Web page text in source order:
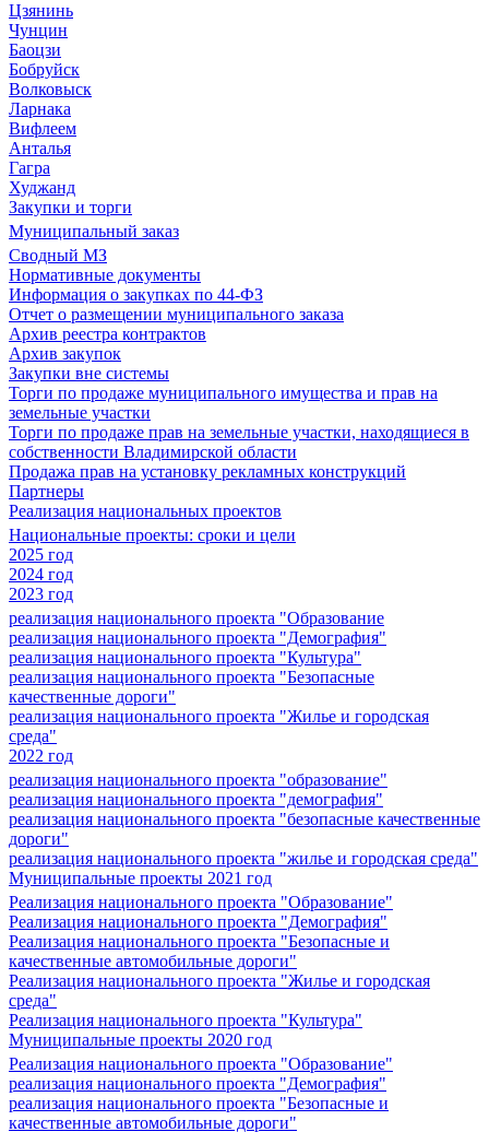
Цзянинь
Чунцин
Баоцзи
Бобруйск
Волковыск
Ларнака
Вифлеем
Анталья
Гагра
Худжанд
Закупки и торги
Муниципальный заказ
Сводный МЗ
Нормативные документы
Информация о закупках по 44-ФЗ
Отчет о размещении муниципального заказа
Архив реестра контрактов
Архив закупок
Закупки вне системы
Торги по продаже муниципального имущества и прав на
земельные участки
Торги по продаже прав на земельные участки, находящиеся в
собственности Владимирской области
Продажа прав на установку рекламных конструкций
Партнеры
Реализация национальных проектов
Национальные проекты: сроки и цели
2025 год
2024 год
2023 год
реализация национального проекта "Образование
реализация национального проекта "Демография"
реализация национального проекта "Культура"
реализация национального проекта "Безопасные
качественные дороги"
реализация национального проекта "Жилье и городская
среда"
2022 год
реализация национального проекта "образование"
реализация национального проекта "демография"
реализация национального проекта "безопасные качественные
дороги"
реализация национального проекта "жилье и городская среда"
Муниципальные проекты 2021 год
Реализация национального проекта "Образование"
Реализация национального проекта "Демография"
Реализация национального проекта "Безопасные и
качественные автомобильные дороги"
Реализация национального проекта "Жилье и городская
среда"
Реализация национального проекта "Культура"
Муниципальные проекты 2020 год
Реализация национального проекта "Образование"
реализация национального проекта "Демография"
реализация национального проекта "Безопасные и
качественные автомобильные дороги"